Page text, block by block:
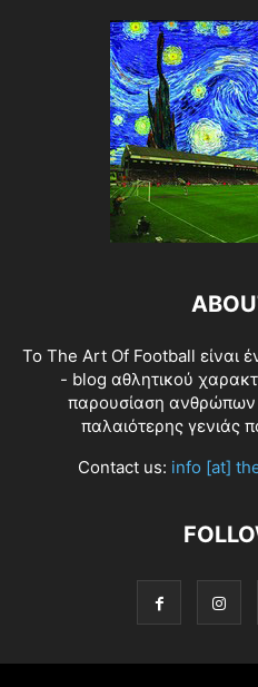
Το The Art Of Football είναι
- blog αθλητικού
παρουσίαση ανθρώπων
παλαιότερης γενιάς
Contact us: info [at]